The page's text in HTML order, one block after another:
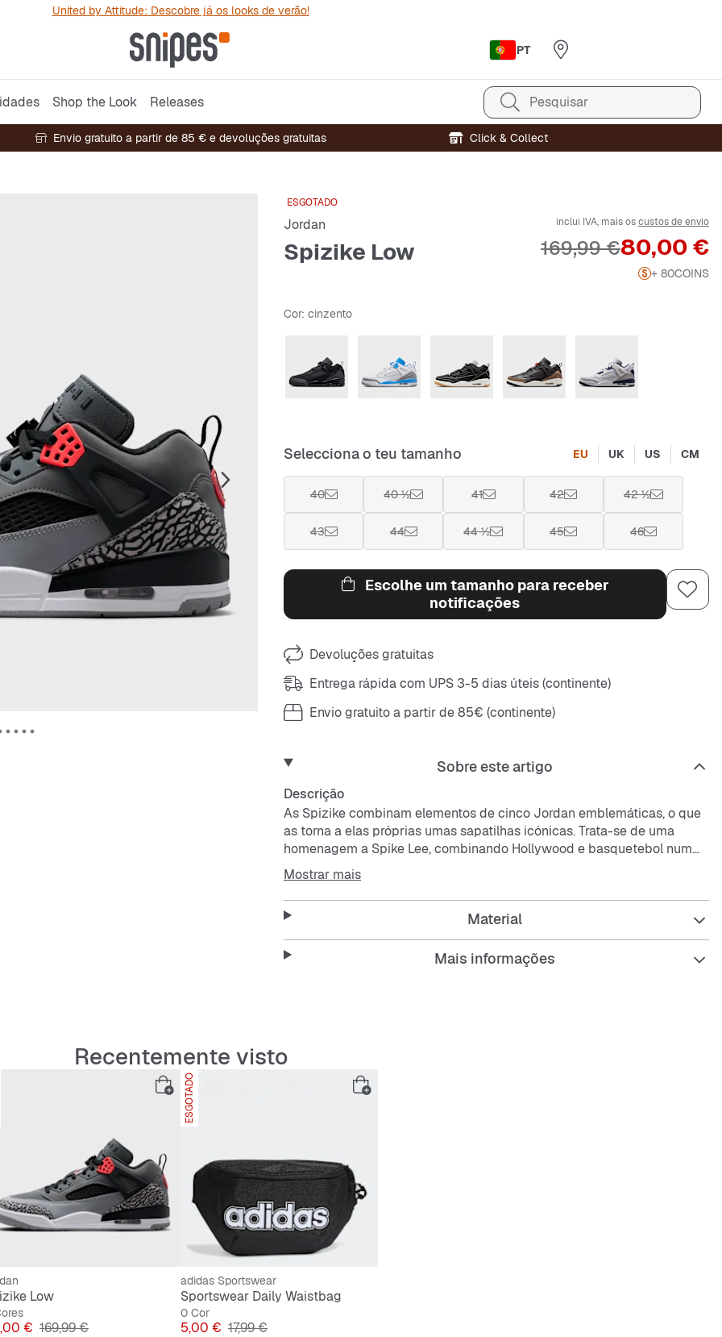
United by Attitude: Descobre já os looks de verão!
PT
Shop the Look Releases Pesquisar
Envio gratuito a partir de 85 € e devoluções gratuitas Click & Collect
ESGOTADO
Jordan
Spizike Low
inclui IVA, mais oscustos de envio
Preço
80,00 €
Preço original
169,99 €
+ 80COINS
Cor: cinzento
Selecciona o teu tamanho EU UK US CM
40 40 ½ 41 42 42 ½
43 44 44 ½ 45 46
Escolhe um tamanho para receber
notificações
Devoluções gratuitas
Entrega rápida com UPS 3-5 dias úteis (continente)
Envio gratuito a partir de 85€ (continente)
Sobre este artigo
Descrição
As Spizike combinam elementos de cinco Jordan emblemáticas, o que
as torna a elas próprias umas sapatilhas icónicas. Trata-se de uma
homenagem a Spike Lee, combinando Hollywood e basquetebol num
momento cultural. Vais ficar com umas sapatilhas com um look
fantástico e história. Que mais poderias pedir? Agrada-te?
A pele genuína, a pele sintética e o tecido na parte superior conferem
durabilidade.
A tecnologia Nike Air absorve o impacto para oferecer amortecimento a
Mostrar mais
Material
Mais informações
Recentemente visto
Low
€ Preço original
169,99 €
ESGOTADO
adidas Sportswear
Sportswear Daily Waistbag
0 Cor
Preço
5,00 € Preço original
17,99 €